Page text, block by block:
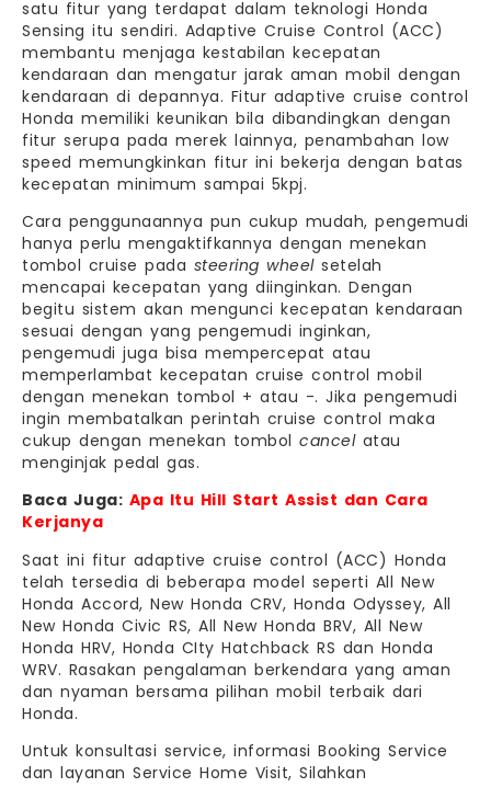
satu fitur yang terdapat dalam teknologi Honda
Sensing itu sendiri. Adaptive Cruise Control (ACC)
membantu menjaga kestabilan kecepatan
kendaraan dan mengatur jarak aman mobil dengan
kendaraan di depannya. Fitur adaptive cruise control
Honda memiliki keunikan bila dibandingkan dengan
fitur serupa pada merek lainnya, penambahan low
speed memungkinkan fitur ini bekerja dengan batas
kecepatan minimum sampai 5kpj.
Cara penggunaannya pun cukup mudah, pengemudi
hanya perlu mengaktifkannya dengan menekan
tombol cruise pada steering wheel setelah
mencapai kecepatan yang diinginkan. Dengan
begitu sistem akan mengunci kecepatan kendaraan
sesuai dengan yang pengemudi inginkan,
pengemudi juga bisa mempercepat atau
memperlambat kecepatan cruise control mobil
dengan menekan tombol + atau -. Jika pengemudi
ingin membatalkan perintah cruise control maka
cukup dengan menekan tombol cancel atau
menginjak pedal gas.
Baca Juga: Apa Itu Hill Start Assist dan Cara
Kerjanya
Saat ini fitur adaptive cruise control (ACC) Honda
telah tersedia di beberapa model seperti All New
Honda Accord, New Honda CRV, Honda Odyssey, All
New Honda Civic RS, All New Honda BRV, All New
Honda HRV, Honda CIty Hatchback RS dan Honda
WRV. Rasakan pengalaman berkendara yang aman
dan nyaman bersama pilihan mobil terbaik dari
Honda.
Untuk konsultasi service, informasi Booking Service
dan layanan Service Home Visit, Silahkan